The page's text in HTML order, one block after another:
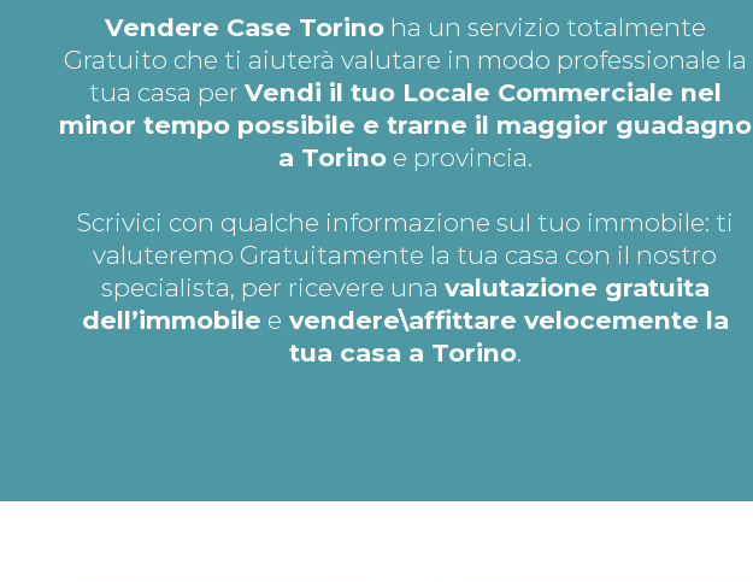
Vendere Case Torinoha un servizio totalmente
Gratuito che ti aiuterà valutare in modo professionale la
tua casa per Vendi il tuo Locale Commerciale nel
minor tempo possibile e trarne il maggior guadagno
a Torinoe provincia.
Scrivici con qualche informazione sul tuo immobile: ti
valuteremo Gratuitamente la tua casa con il nostro
specialista, per ricevere una valutazione gratuita
dell’immobile e vendere\affittare velocemente la
tua casa a Torino.